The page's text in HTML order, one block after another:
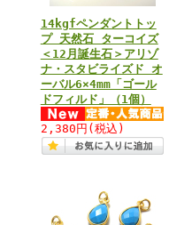
14kgfペンダントトッ
プ 天然石 ターコイズ
＜12月誕生石＞アリゾ
ナ・スタビライズド オ
ーバル6×4mm「ゴール
ドフィルド」（1個）
2,380円 (税込)